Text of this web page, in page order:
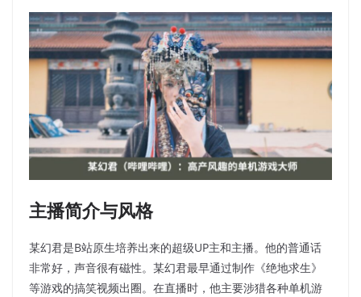
主播简介与风格
某幻君是B站原生培养出来的超级UP主和主播。他的普通话
非常好，声音很有磁性。某幻君最早通过制作《绝地求生》
等游戏的搞笑视频出圈。在直播时，他主要涉猎各种单机游